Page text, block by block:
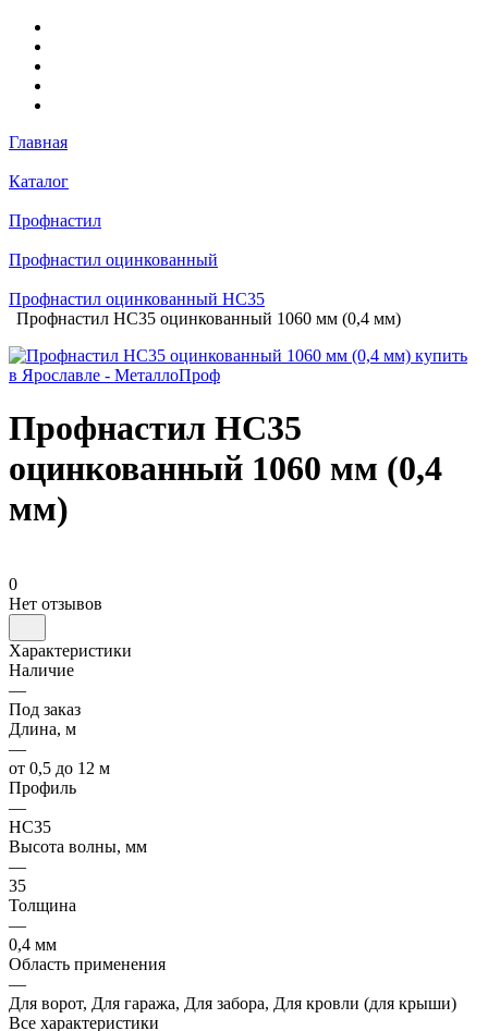
Главная
Каталог
Профнастил
Профнастил оцинкованный
Профнастил оцинкованный НС35
Профнастил НС35 оцинкованный 1060 мм (0,4 мм)
Профнастил НС35
оцинкованный 1060 мм (0,4
мм)
0
Нет отзывов
Характеристики
Наличие
—
Под заказ
Длина, м
—
от 0,5 до 12 м
Профиль
—
НС35
Высота волны, мм
—
35
Толщина
—
0,4 мм
Область применения
—
Для ворот, Для гаража, Для забора, Для кровли (для крыши)
Все характеристики